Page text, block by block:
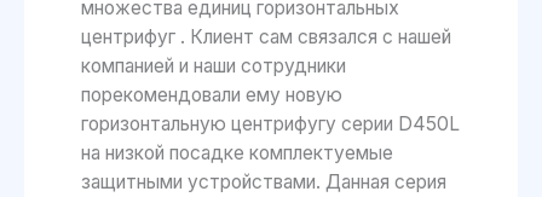
множества единиц горизонтальных
центрифуг . Клиент сам связался с нашей
компанией и наши сотрудники
порекомендовали ему новую
горизонтальную центрифугу серии D450L
на низкой посадке комплектуемые
защитными устройствами. Данная серия